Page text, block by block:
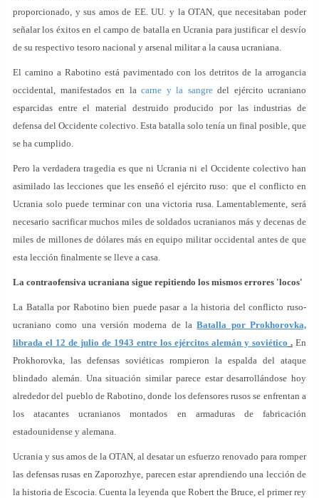
proporcionado, y sus amos de EE. UU. y la OTAN, que necesitaban poder
señalar los éxitos en el campo de batalla en Ucrania para justificar el desvío
de su respectivo tesoro nacional y arsenal militar a la causa ucraniana.
El camino a Rabotino está pavimentado con los detritos de la arrogancia
occidental, manifestados en la carne y la sangredel ejército ucraniano
esparcidas entre el material destruido producido por las industrias de
defensa del Occidente colectivo. Esta batalla solo tenía un final posible, que
se ha cumplido.
Pero la verdadera tragedia es que ni Ucrania ni el Occidente colectivo han
asimilado las lecciones que les enseñó el ejército ruso: que el conflicto en
Ucrania solo puede terminar con una victoria rusa. Lamentablemente, será
necesario sacrificar muchos miles de soldados ucranianos más y decenas de
miles de millones de dólares más en equipo militar occidental antes de que
esta lección finalmente se lleve a casa.
La contraofensiva ucraniana sigue repitiendo los mismos errores 'locos'
La Batalla por Rabotino bien puede pasar a la historia del conflicto ruso-
ucraniano como una versión moderna de laBatalla por Prokhorovka,
librada el 12 de julio de 1943 entre los ejércitos alemán y soviético . En
Prokhorovka, las defensas soviéticas rompieron la espalda del ataque
blindado alemán. Una situación similar parece estar desarrollándose hoy
alrededor del pueblo de Rabotino, donde los defensores rusos se enfrentan a
los atacantes ucranianos montados en armaduras de fabricación
estadounidense y alemana.
Ucrania y sus amos de la OTAN, al desatar un esfuerzo renovado para romper
las defensas rusas en Zaporozhye, parecen estar aprendiendo una lección de
la historia de Escocia. Cuenta la leyenda que Robert the Bruce, el primer rey